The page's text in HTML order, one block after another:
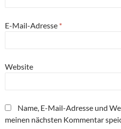
E-Mail-Adresse *
Website
Name, E-Mail-Adresse und
meinen nächsten Kommentar